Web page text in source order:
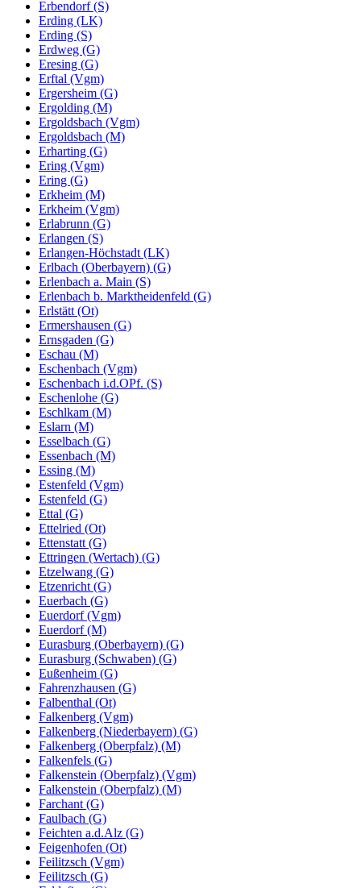
Erbendorf (S)
Erding (LK)
Erding (S)
Erdweg (G)
Eresing (G)
Erftal (Vgm)
Ergersheim (G)
Ergolding (M)
Ergoldsbach (Vgm)
Ergoldsbach (M)
Erharting (G)
Ering (Vgm)
Ering (G)
Erkheim (M)
Erkheim (Vgm)
Erlabrunn (G)
Erlangen (S)
Erlangen-Höchstadt (LK)
Erlbach (Oberbayern) (G)
Erlenbach a. Main (S)
Erlenbach b. Marktheidenfeld (G)
Erlstätt (Ot)
Ermershausen (G)
Ernsgaden (G)
Eschau (M)
Eschenbach (Vgm)
Eschenbach i.d.OPf. (S)
Eschenlohe (G)
Eschlkam (M)
Eslarn (M)
Esselbach (G)
Essenbach (M)
Essing (M)
Estenfeld (Vgm)
Estenfeld (G)
Ettal (G)
Ettelried (Ot)
Ettenstatt (G)
Ettringen (Wertach) (G)
Etzelwang (G)
Etzenricht (G)
Euerbach (G)
Euerdorf (Vgm)
Euerdorf (M)
Eurasburg (Oberbayern) (G)
Eurasburg (Schwaben) (G)
Eußenheim (G)
Fahrenzhausen (G)
Falbenthal (Ot)
Falkenberg (Vgm)
Falkenberg (Niederbayern) (G)
Falkenberg (Oberpfalz) (M)
Falkenfels (G)
Falkenstein (Oberpfalz) (Vgm)
Falkenstein (Oberpfalz) (M)
Farchant (G)
Faulbach (G)
Feichten a.d.Alz (G)
Feigenhofen (Ot)
Feilitzsch (Vgm)
Feilitzsch (G)